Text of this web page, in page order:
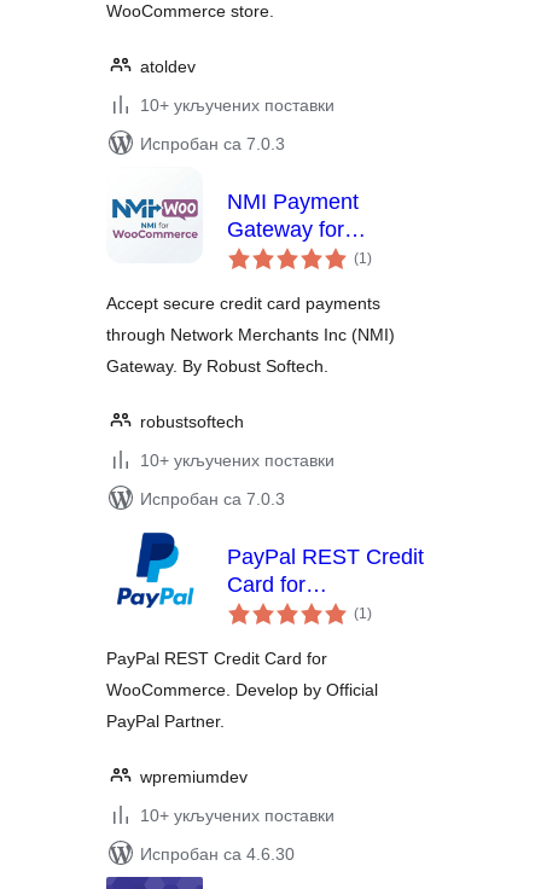
WooCommerce store.
atoldev
10+ укључених поставки
Испробан са 7.0.3
NMI Payment
Gateway for
WooCommerce
(1укупних
оцена
)
Accept secure credit card payments
through Network Merchants Inc (NMI)
Gateway. By Robust Softech.
robustsoftech
10+ укључених поставки
Испробан са 7.0.3
PayPal REST Credit
Card for
WooCommerce
(1укупних
оцена
)
PayPal REST Credit Card for
WooCommerce. Develop by Official
PayPal Partner.
wpremiumdev
10+ укључених поставки
Испробан са 4.6.30